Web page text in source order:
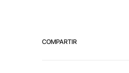
COMPARTIR